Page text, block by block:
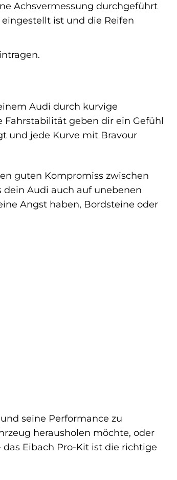
Achsvermessung durchgeführt
ist und die Reifen
Audi durch kurvige
Fahrstabilität geben dir ein Gefühl
und jede Kurve mit Bravour
guten Kompromiss zwischen
dein Audi auch auf unebenen
Angst haben, Bordsteine oder
seine Performance zu
herausholen möchte, oder
Eibach Pro-Kit ist die richtige